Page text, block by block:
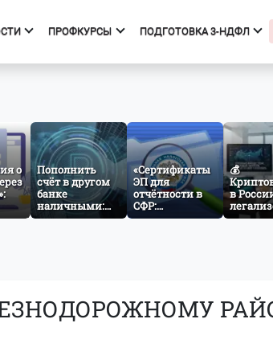
ПРОФКУРСЫ ПОДГОТОВКА 3-НДФЛ
Начало
Тарифы
Получить вычет
Мастер 3-НДФЛ
о
Пополнить
счёт в другом
банке
наличными:
как заработает
«Сертификаты
ЭП для
отчётности в
СФР:
проверяем
💰
в
что